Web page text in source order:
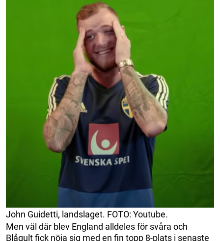
John Guidetti, landslaget. FOTO: Youtube.
Men väl där blev England alldeles för svåra och
Blågult fick nöja sig med en fin topp 8-plats i senaste